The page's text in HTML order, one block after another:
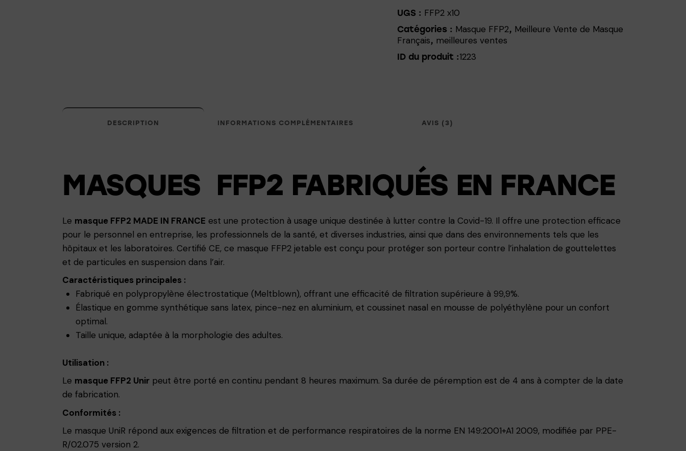
UGS : FFP2 x10
Catégories : Masque FFP2, Meilleure Vente de Masque
Français, meilleures ventes
ID du produit :1223
DESCRIPTION INFORMATIONS COMPLÉMENTAIRES AVIS (3)
MASQUES FFP2 FABRIQUÉS EN FRANCE
Le masque FFP2 MADE IN FRANCE est une protection à usage unique destinée à lutter contre la Covid-19. Il offre une protection efficace
pour le personnel en entreprise, les professionnels de la santé, et diverses industries, ainsi que dans des environnements tels que les
hôpitaux et les laboratoires. Certifié CE, ce masque FFP2 jetable est conçu pour protéger son porteur contre l’inhalation de gouttelettes
et de particules en suspension dans l’air.
Caractéristiques principales :
Fabriqué en polypropylène électrostatique (Meltblown), offrant une efficacité de filtration supérieure à 99,9%.
Élastique en gomme synthétique sans latex, pince-nez en aluminium, et coussinet nasal en mousse de polyéthylène pour un confort
optimal.
Taille unique, adaptée à la morphologie des adultes.
Utilisation :
Le masque FFP2 Unir peut être porté en continu pendant 8 heures maximum. Sa durée de péremption est de 4 ans à compter de la date
de fabrication.
Conformités :
Le masque UniR répond aux exigences de filtration et de performance respiratoires de la norme EN 149:2001+A1 2009, modifiée par PPE-
R/02.075 version 2.